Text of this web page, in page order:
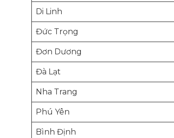
Di Linh
Đức Trọng
Đơn Dương
Đà Lạt
Nha Trang
Phú Yên
Bình Định